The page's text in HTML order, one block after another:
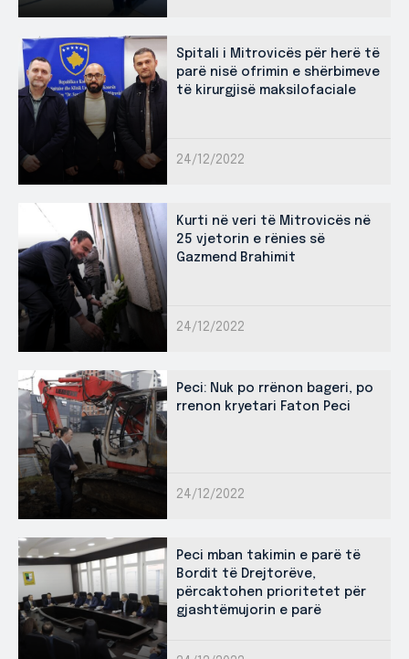
Spitali i Mitrovicës për herë të
parë nisë ofrimin e shërbimeve
të kirurgjisë maksilofaciale
24/12/2022
Kurti në veri të Mitrovicës në
25 vjetorin e rënies së
Gazmend Brahimit
24/12/2022
Peci: Nuk po rrënon bageri, po
rrenon kryetari Faton Peci
24/12/2022
Peci mban takimin e parë të
Bordit të Drejtorëve,
përcaktohen prioritetet për
gjashtëmujorin e parë